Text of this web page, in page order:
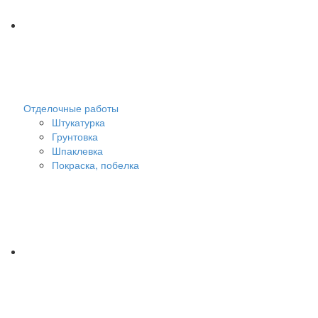
Отделочные работы
Штукатурка
Грунтовка
Шпаклевка
Покраска, побелка